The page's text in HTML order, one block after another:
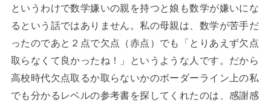
というわけで数学嫌いの親を持つと娘も数学が嫌いにな
るという話ではありません。私の母親は、数学が苦手だ
ったのであと２点で欠点（赤点）でも「とりあえず欠点
取らなくて良かったね！」というような人です。だから
高校時代欠点取るか取らないかのボーダーライン上の私
でも分かるレベルの参考書を探してくれたのは、感謝感